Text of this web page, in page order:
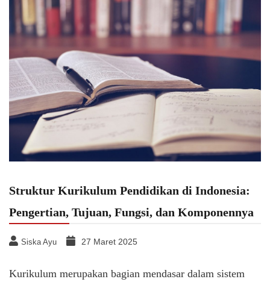
Struktur Kurikulum Pendidikan di Indonesia:
Pengertian, Tujuan, Fungsi, dan Komponennya
Siska Ayu 27 Maret 2025
Kurikulum merupakan bagian mendasar dalam sistem